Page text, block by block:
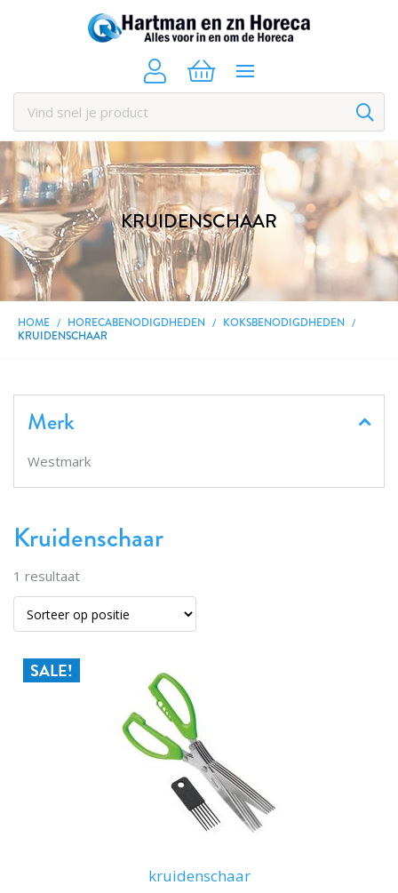
KRUIDENSCHAAR
HOME HORECABENODIGDHEDEN
KOKSBENODIGDHEDEN
KRUIDENSCHAAR
Kruidenschaar
1 resultaat
SALE!
kruidenschaar
Merk
Westmark